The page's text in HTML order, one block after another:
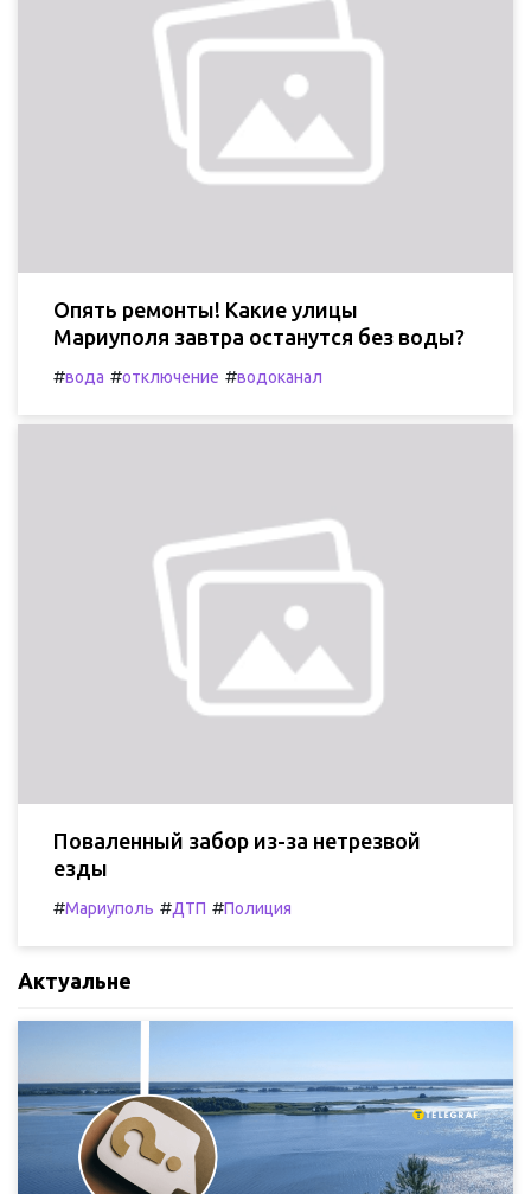
Опять ремонты! Какие улицы
Мариуполя завтра останутся без воды?
#вода #отключение #водоканал
Поваленный забор из-за нетрезвой
езды
#Мариуполь #ДТП #Полиция
Актуальне